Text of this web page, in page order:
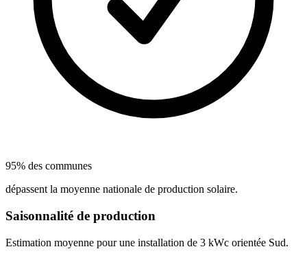
95% des communes
dépassent la moyenne nationale de production solaire.
Saisonnalité de production
Estimation moyenne pour une installation de 3 kWc orientée Sud.